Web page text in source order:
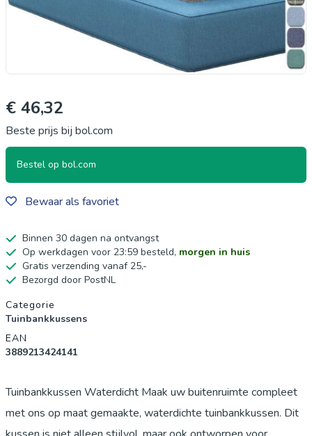
€ 46,32
Beste prijs bij bol.com
Bestel op bol.com
Bewaar als favoriet
Binnen 30 dagen na ontvangst
Op werkdagen voor 23:59 besteld, morgen in huis
Gratis verzending vanaf 25,-
Bezorgd door PostNL
Productgegevens
Categorie
Tuinbankkussens
EAN
3889213424141
Tuinbankkussen Waterdicht Maak uw buitenruimte compleet
met ons op maat gemaakte, waterdichte tuinbankkussen. Dit